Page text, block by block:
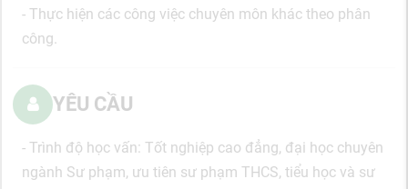
- Thực hiện các công việc chuyên môn khác theo phân
công.
YÊU CẦU
- Trình độ học vấn: Tốt nghiệp cao đẳng, đại học chuyên
ngành Sư phạm, ưu tiên sư phạm THCS, tiểu học và sư